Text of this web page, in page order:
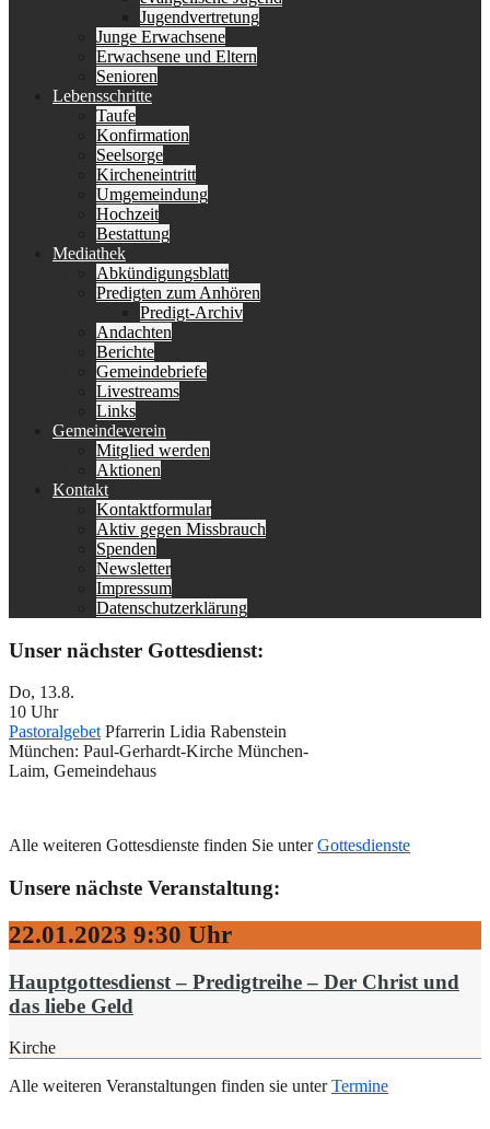
Jugendvertretung
Junge Erwachsene
Erwachsene und Eltern
Senioren
Lebensschritte
Taufe
Konfirmation
Seelsorge
Kircheneintritt
Umgemeindung
Hochzeit
Bestattung
Mediathek
Abkündigungsblatt
Predigten zum Anhören
Predigt-Archiv
Andachten
Berichte
Gemeindebriefe
Livestreams
Links
Gemeindeverein
Mitglied werden
Aktionen
Kontakt
Kontaktformular
Aktiv gegen Missbrauch
Spenden
Newsletter
Impressum
Datenschutzerklärung
Unser nächster Gottesdienst:
Do, 13.8.
10 Uhr
Pastoralgebet Pfarrerin Lidia Rabenstein
München: Paul-Gerhardt-Kirche München-
Laim, Gemeindehaus
Alle weiteren Gottesdienste finden Sie unterGottesdienste
Unsere nächste Veranstaltung:
22.01.2023 9:30 Uhr
Hauptgottesdienst – Predigtreihe – Der Christ und
das liebe Geld
Kirche
Alle weiteren Veranstaltungen finden sie unterTermine